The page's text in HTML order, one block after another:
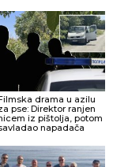
drama u azilu
pse: Direktor ranjen
iz pištolja, potom
napadača